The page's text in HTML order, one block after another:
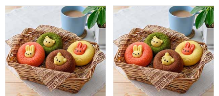
アニマルドーナツ 12個[ANM-30]【年間ギフト】
アニマルドーナツ 10個[ANM-